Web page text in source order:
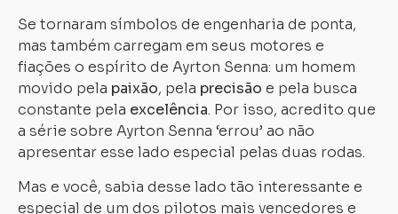
Se tornaram símbolos de engenharia de ponta,
mas também carregam em seus motores e
fiações o espírito de Ayrton Senna: um homem
movido pela paixão, pela precisão e pela busca
constante pela excelência. Por isso, acredito que
a série sobre Ayrton Senna ‘errou’ ao não
apresentar esse lado especial pelas duas rodas.
Mas e você, sabia desse lado tão interessante e
especial de um dos pilotos mais vencedores e